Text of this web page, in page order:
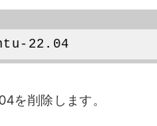
を削除します。